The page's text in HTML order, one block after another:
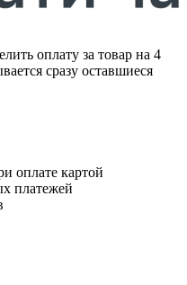
оплату за товар на 4
сразу оставшиеся
оплате картой
платежей